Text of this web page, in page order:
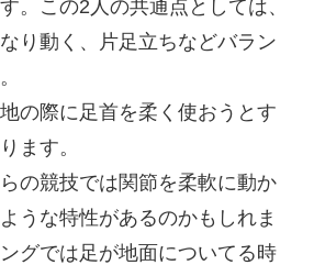
。この2人の共通点としては、
り動く、片足立ちなどバラン
の際に足首を柔く使おうとす
ます。
の競技では関節を柔軟に動か
うな特性があるのかもしれま
グでは足が地面についてる時